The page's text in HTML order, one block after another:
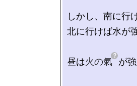
しかし、南に行
北に行けば水が
昼は火の氣 が